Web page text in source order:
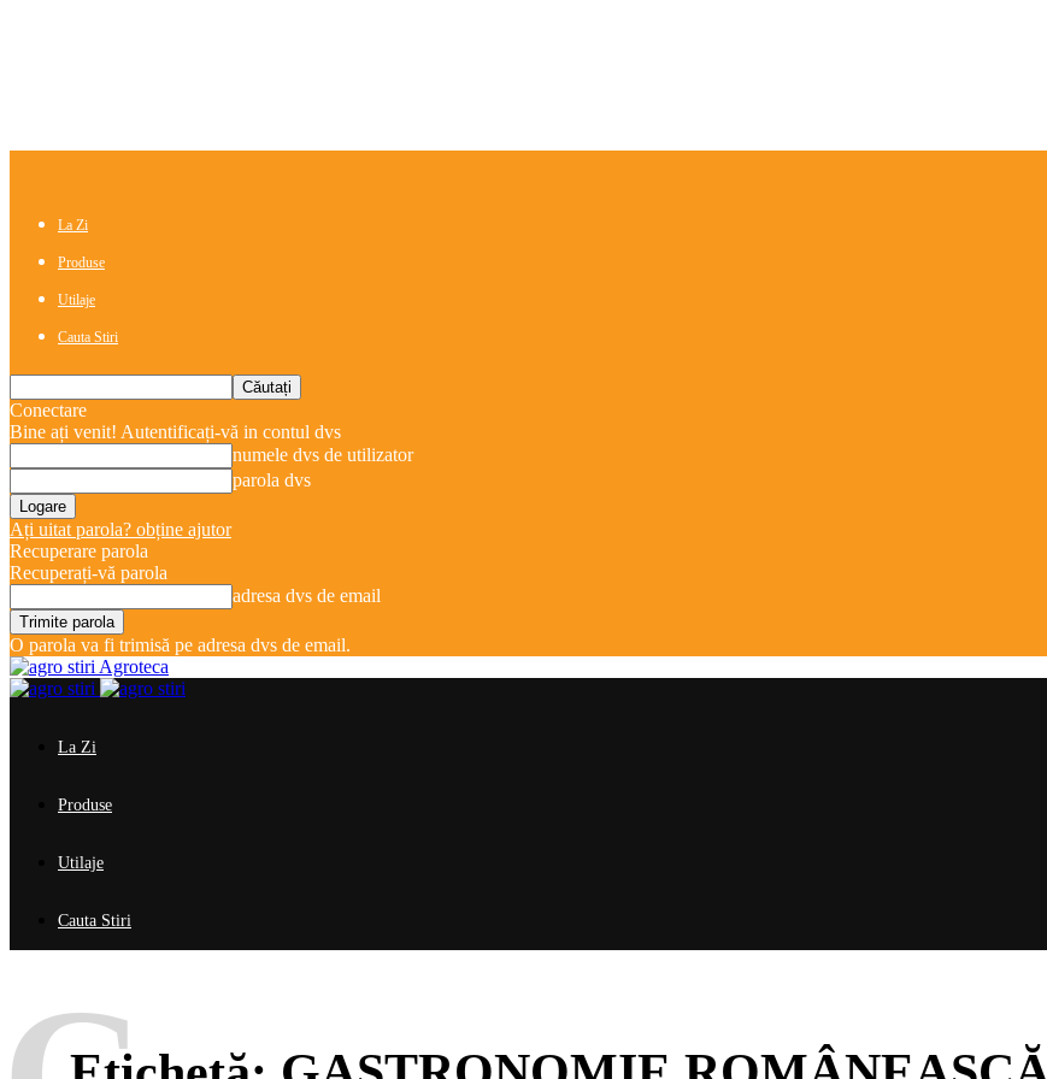
La Zi
Produse
Utilaje
Cauta Stiri
Conectare
Bine ați venit! Autentificați-vă in contul dvs
numele dvs de utilizator
parola dvs
Ați uitat parola? obține ajutor
Recuperare parola
Recuperați-vă parola
adresa dvs de email
O parola va fi trimisă pe adresa dvs de email.
Agroteca
La Zi
Produse
Utilaje
Cauta Stiri